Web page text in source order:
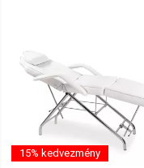
15% kedvezmény